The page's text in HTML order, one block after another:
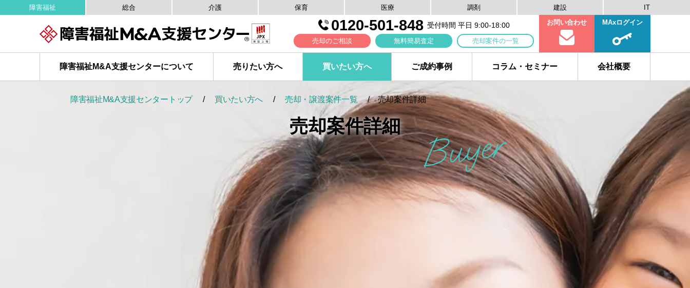
障害福祉 総合 介護 保育 医療 調剤 建設 IT
0120-501-848 受付時間 平日 9:00-18:00
売却のご相談 無料簡易査定 売却案件の一覧
お問い合わせ MAxログイン
障害福祉M&A支援センターについて 売りたい方へ 買いたい方へ ご成約事例 コラム・セミナー 会社概要
障害福祉M&A支援センタートップ 買いたい方へ 売却・譲渡案件一覧 売却案件詳細
売却案件詳細